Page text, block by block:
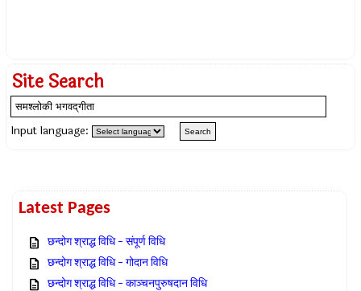
Site Search
Input language:
Latest Pages
छन्दोग श्राद्ध विधि – संपूर्ण विधि
छन्दोग श्राद्ध विधि – गोदान विधि
छन्दोग श्राद्ध विधि – काञ्चनपुरुषदान विधि